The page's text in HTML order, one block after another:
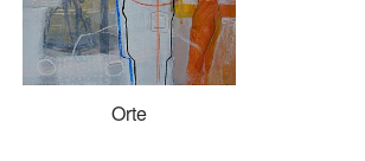
Orte